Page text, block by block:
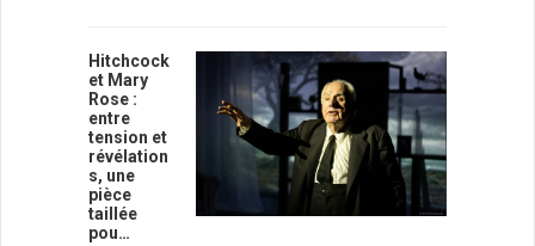
Hitchcock
et Mary
Rose :
entre
tension et
révélation
s, une
pièce
taillée
pou…